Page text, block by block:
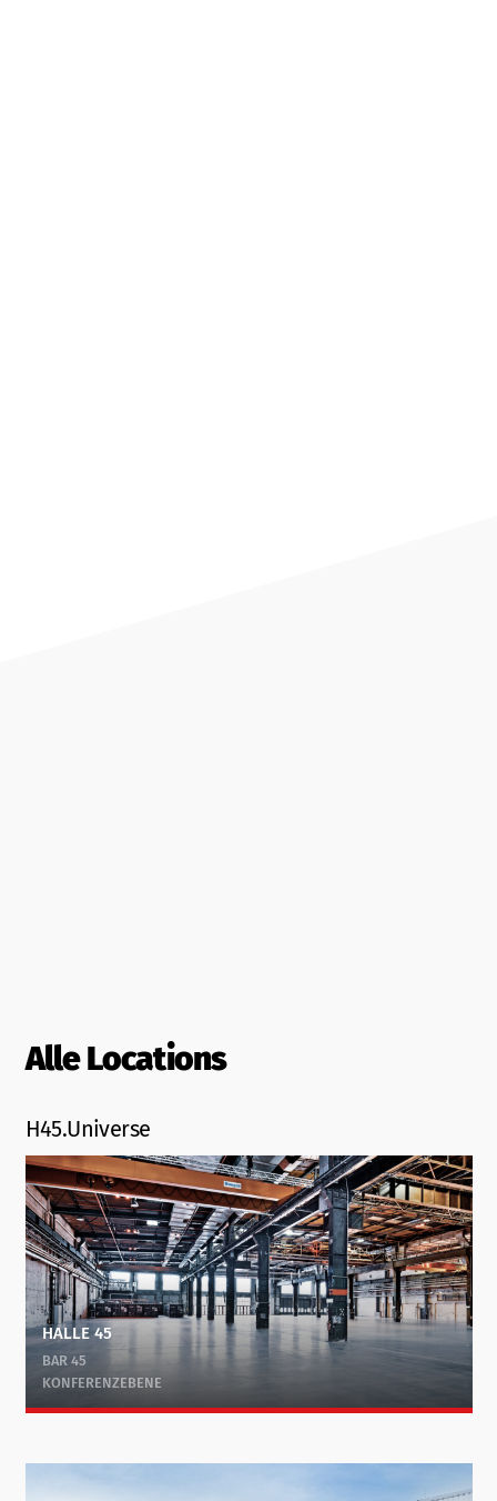
Alle Locations
H45.Universe
HALLE 45
BAR 45
KONFERENZEBENE